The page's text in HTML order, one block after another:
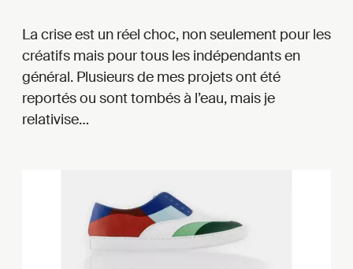
La crise est un réel choc, non seulement pour les
créatifs mais pour tous les indépendants en
général. Plusieurs de mes projets ont été
reportés ou sont tombés à l’eau, mais je
relativise…